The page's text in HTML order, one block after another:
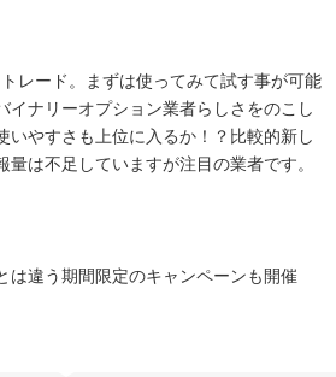
レード。まずは使ってみて試す事が可能
イナリーオプション業者らしさをのこし
いやすさも上位に入るか！？比較的新し
量は不足していますが注目の業者です。
は違う期間限定のキャンペーンも開催